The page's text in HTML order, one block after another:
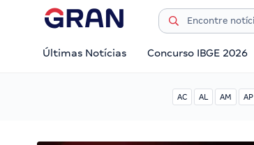
Últimas Notícias Concurso IBGE 2026
AC AL AM AP